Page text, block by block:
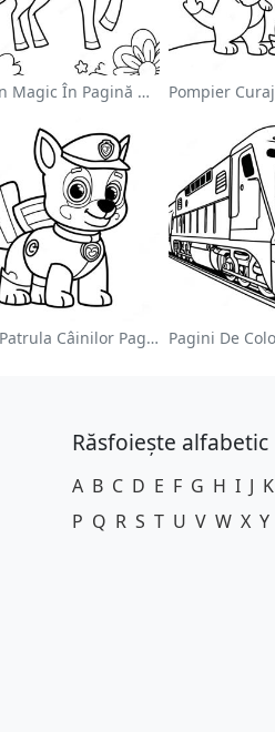
Unicorn Magic În Pagină De Colorat Cu Curcubeu
Chase Patrula Câinilor Pagina De Colorat
Răsfoiește alfabetic
A B C D E F G H I J K
P Q R S T U V W X Y